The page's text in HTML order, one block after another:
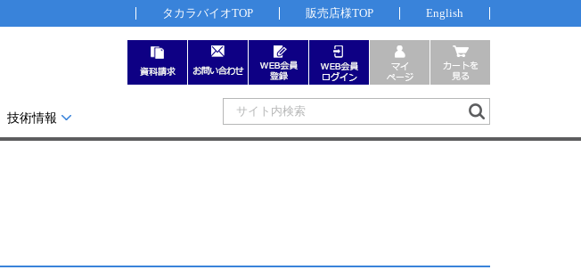
タカラバイオTOP 販売店様TOP English
技術情報